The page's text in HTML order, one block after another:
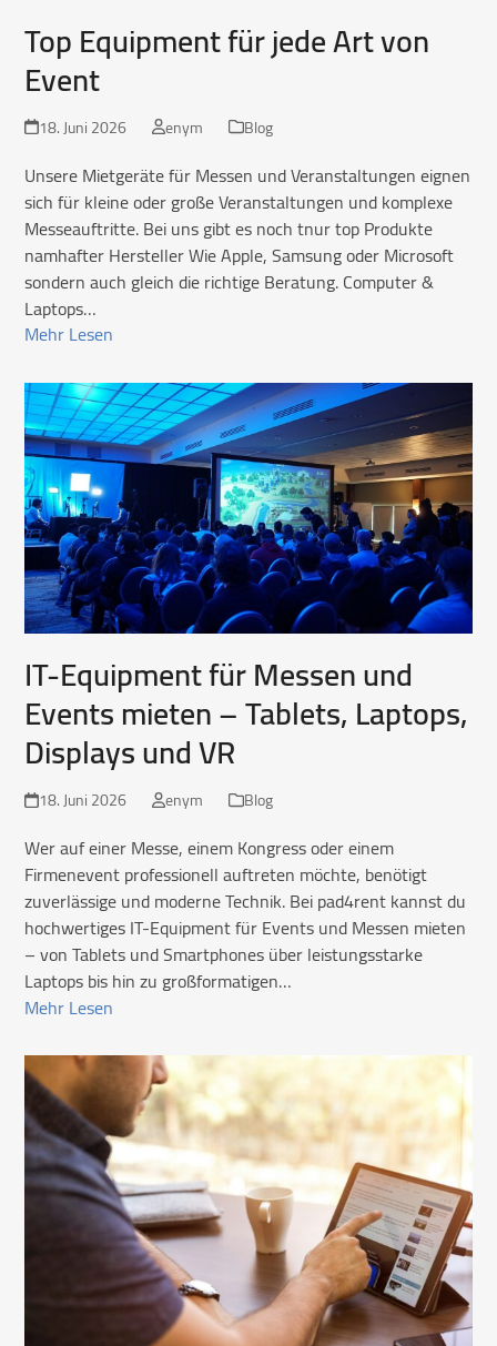
Top Equipment für jede Art von
Event
18. Juni 2026 enym Blog
Unsere Mietgeräte für Messen und Veranstaltungen eignen
sich für kleine oder große Veranstaltungen und komplexe
Messeauftritte. Bei uns gibt es noch tnur top Produkte
namhafter Hersteller Wie Apple, Samsung oder Microsoft
sondern auch gleich die richtige Beratung. Computer &
Laptops…
Mehr Lesen
IT-Equipment für Messen und
Events mieten – Tablets, Laptops,
Displays und VR
18. Juni 2026 enym Blog
Wer auf einer Messe, einem Kongress oder einem
Firmenevent professionell auftreten möchte, benötigt
zuverlässige und moderne Technik. Bei pad4rent kannst du
hochwertiges IT-Equipment für Events und Messen mieten
– von Tablets und Smartphones über leistungsstarke
Laptops bis hin zu großformatigen…
Mehr Lesen